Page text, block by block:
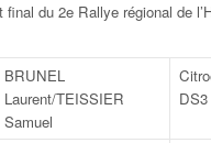
final du 2e Rallye régional de
BRUNEL
Laurent/TEISSIER
Samuel
DS3